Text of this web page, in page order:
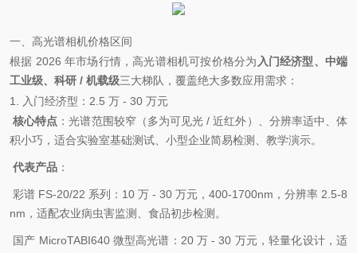
一、高光谱相机价格区间
根据 2026 年市场行情，高光谱相机可按价格分为 入门经济型、中端
工业级、科研 / 机载级三大梯队，覆盖绝大多数应用需求：
1. 入门经济型：2.5 万 - 30 万元
核心特点 ：光谱范围较窄（多为可见光 / 近红外）、分辨率适中、体
积小巧，适合实验室基础测试、小型企业简易检测、教学演示。
代表产品 ：
彩谱 FS-20/22 系列：10 万 - 30 万元，400-1700nm，分辨率 2.5-8
nm，适配农业病虫害监测、食品初步检测。
国产 MicroTABI640 微型高光谱：20 万 - 30 万元，轻量化设计，适